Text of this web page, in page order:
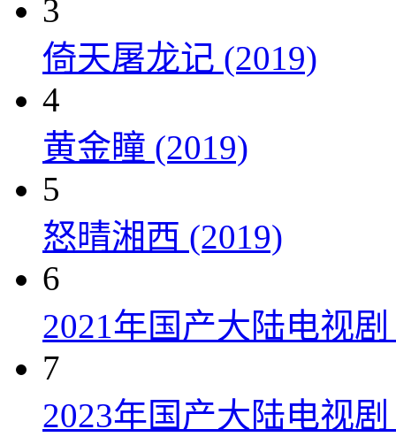
3
倚天屠龙记 (2019)
4
黄金瞳 (2019)
5
怒晴湘西 (2019)
6
2021年国产大陆电视
7
2023年国产大陆电视